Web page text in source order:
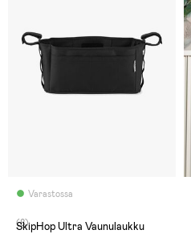
Varastossa
(8)
SkipHop Ultra Vaunulaukku